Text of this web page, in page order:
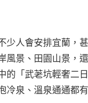
少人會安排宜蘭，
風景、田園山景，
的「武荖坑輕奢二
泉、溫泉通通都有